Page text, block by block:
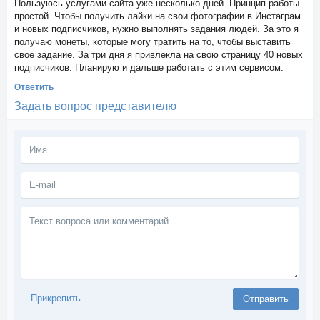
Пользуюсь услугами сайта уже несколько дней. Принцип работы
простой. Чтобы получить лайки на свои фотографии в Инстаграм
и новых подписчиков, нужно выполнять задания людей. За это я
получаю монеты, которые могу тратить на то, чтобы выставить
свое задание. За три дня я привлекла на свою страницу 40 новых
подписчиков. Планирую и дальше работать с этим сервисом.
Ответить
Задать вопрос представителю
вопроса
Отправить
Прикрепить